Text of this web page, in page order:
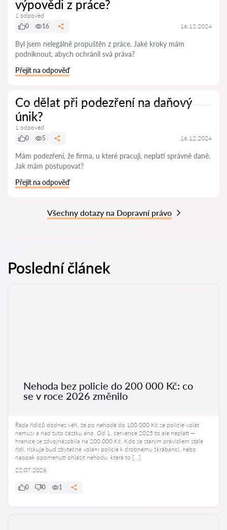
výpovědi z práce?
1 odpověď
0
16 16.12.2024
Byl jsem nelegálně propuštěn z práce. Jaké kroky mám
podniknout, abych ochránil svá práva?
Přejít na odpověď
Co dělat při podezření na daňový
únik?
1 odpověď
0
5 16.12.2024
Mám podezření, že firma, u které pracuji, neplatí správně daně.
Jak mám postupovat?
Přejít na odpověď
Všechny dotazy na Dopravní právo
Poslední článek
Nehoda bez policie do 200 000 Kč: co
se v roce 2026 změnilo
Řada řidičů dodnes věří, že po nehodě do 100 000 Kč se policie volat
nemusí a nad tuto částku ano. Od 1. července 2025 to ale neplatí —
hranice se zdvojnásobila na 200 000 Kč. Kdo se starým pravidlem stále
řídí, riskuje buď zbytečné volání policie k drobnému škrábanci, nebo
naopak opomenutí ohlásit nehodu, která to […]
22.07.2026
0 0 1